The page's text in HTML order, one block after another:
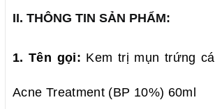
II. THÔNG TIN SẢN PHẨM:
1. Tên gọi: Kem trị mụn trứng cá
Acne Treatment (BP 10%) 60ml